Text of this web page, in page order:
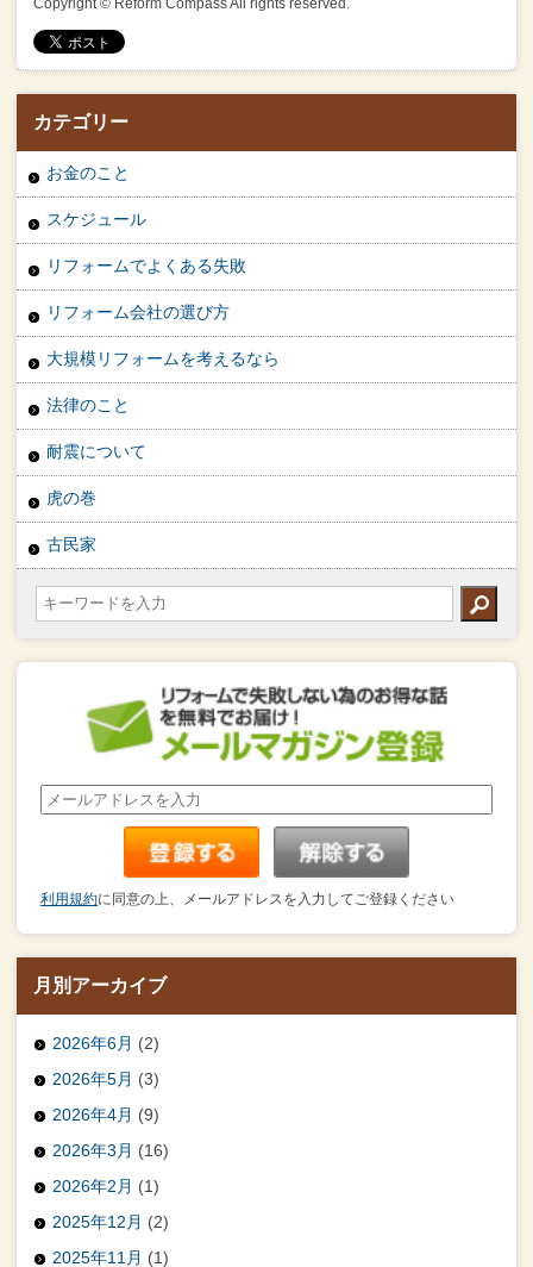
カテゴリー
お金のこと
スケジュール
リフォームでよくある失敗
リフォーム会社の選び方
大規模リフォームを考えるなら
法律のこと
耐震について
虎の巻
古民家
利用規約に同意の上、メールアドレスを入力してご登録ください
月別アーカイブ
2026年6月 (2)
2026年5月 (3)
2026年4月 (9)
2026年3月 (16)
2026年2月 (1)
2025年12月 (2)
2025年11月 (1)